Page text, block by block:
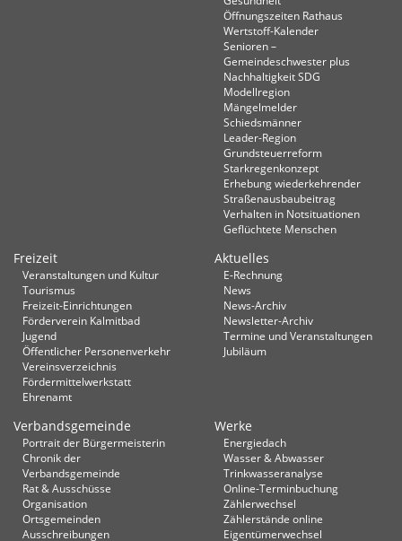
Öffnungszeiten Rathaus
Wertstoff-Kalender
Senioren –
Gemeindeschwester plus
Nachhaltigkeit SDG
Modellregion
Mängelmelder
Schiedsmänner
Leader-Region
Grundsteuerreform
Starkregenkonzept
Erhebung wiederkehrender
Straßenausbaubeitrag
Verhalten in Not­situationen
Geflüchtete Menschen
Freizeit
Veranstaltungen und Kultur
Tourismus
Freizeit-Einrichtungen
Förderverein Kalmitbad
Jugend
Öffentlicher Personenverkehr
Vereinsverzeichnis
Fördermittelwerkstatt
Ehrenamt
Aktuelles
E-Rechnung
News
News-Archiv
Newsletter-Archiv
Termine und Veranstaltungen
Jubiläum
Verbandsgemeinde
Portrait der Bürgermeisterin
Chronik der
Verbandsgemeinde
Rat & Ausschüsse
Organisation
Ortsgemeinden
Ausschreibungen
Werke
Energiedach
Wasser & Abwasser
Trinkwasseranalyse
Online-Terminbuchung
Zählerwechsel
Zählerstände online
Eigentümerwechsel